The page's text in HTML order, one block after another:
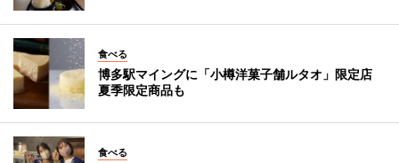
食べる
博多駅マイングに「小樽洋菓子舗ルタオ」限定店
夏季限定商品も
食べる